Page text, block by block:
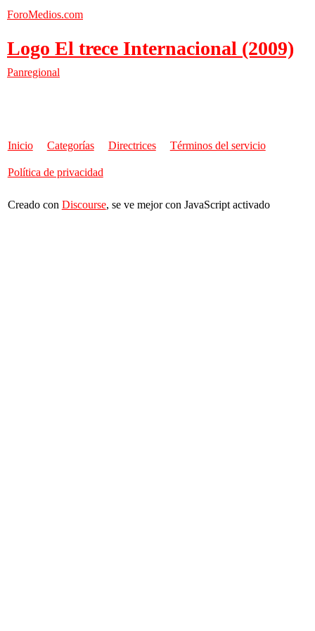
ForoMedios.com
Logo El trece Internacional (2009)
Panregional
Inicio Categorías Directrices Términos del servicio
Política de privacidad
Creado con Discourse, se ve mejor con JavaScript activado